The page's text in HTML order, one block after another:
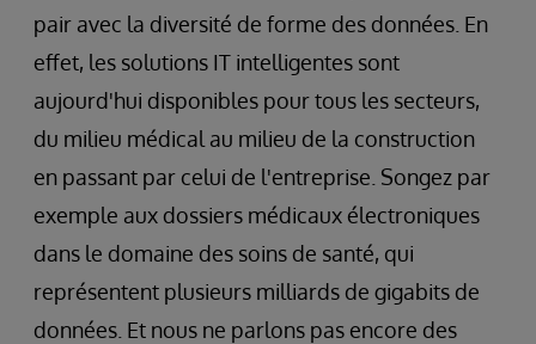
pair avec la diversité de forme des données. En
effet, les solutions IT intelligentes sont
aujourd'hui disponibles pour tous les secteurs,
du milieu médical au milieu de la construction
en passant par celui de l'entreprise. Songez par
exemple aux dossiers médicaux électroniques
dans le domaine des soins de santé, qui
représentent plusieurs milliards de gigabits de
données. Et nous ne parlons pas encore des